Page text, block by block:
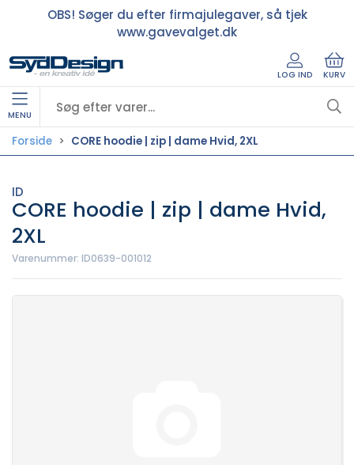
OBS! Søger du efter firmajulegaver, så tjek
www.gavevalget.dk
LOG IND KURV
MENU
Forside CORE hoodie | zip | dame Hvid, 2XL
ID
CORE hoodie | zip | dame Hvid,
2XL
Varenummer: ID0639-001012